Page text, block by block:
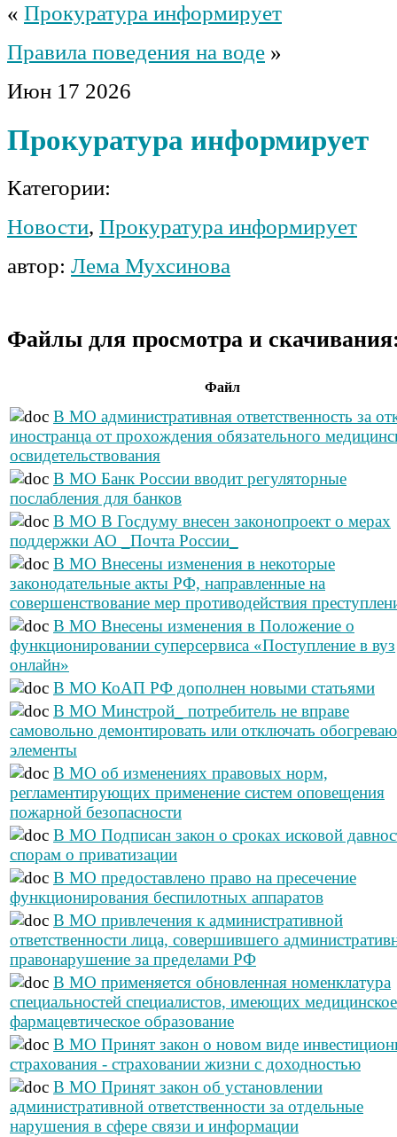
« Прокуратура информирует
Правила поведения на воде »
Июн 17 2026
Прокуратура информирует
Категории:
Новости, Прокуратура информирует
автор: Лема Мухсинова
Файлы для просмотра и
Файл
В МО административная ответственность за
иностранца от прохождения обязательного
освидетельствования
В МО Банк России вводит регуляторные
послабления для банков
В МО В Госдуму внесен законопроект о мерах
поддержки АО _Почта России_
В МО Внесены изменения в некоторые
законодательные акты РФ, направленные на
совершенствование мер противодействия
В МО Внесены изменения в Положение о
функционировании суперсервиса «Поступление в вуз
онлайн»
В МО КоАП РФ дополнен новыми статьями
В МО Минстрой_ потребитель не вправе
самовольно демонтировать или отключать
элементы
В МО об изменениях правовых норм,
регламентирующих применение систем оповещения
пожарной безопасности
В МО Подписан закон о сроках исковой
спорам о приватизации
В МО предоставлено право на пресечение
функционирования беспилотных аппаратов
В МО привлечения к административной
ответственности лица, совершившего
правонарушение за пределами РФ
В МО применяется обновленная номенклатура
специальностей специалистов, имеющих
фармацевтическое образование
В МО Принят закон о новом виде
страхования - страховании жизни с доходностью
В МО Принят закон об установлении
административной ответственности за отдельные
нарушения в сфере связи и информации